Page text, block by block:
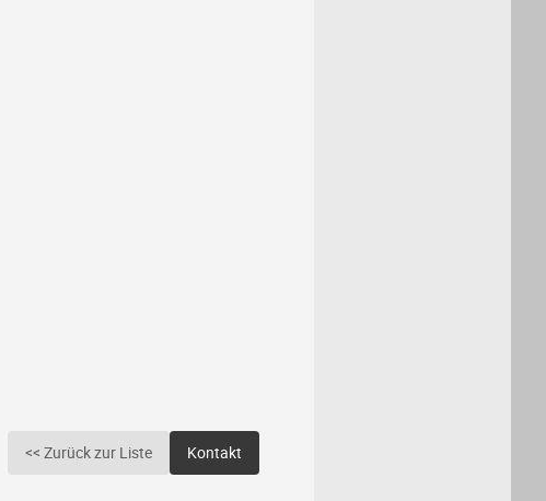
<< Zurück zur Liste Kontakt